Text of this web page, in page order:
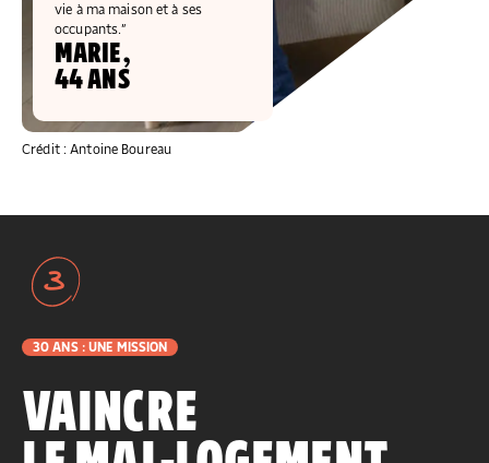
vie à ma maison et à ses
occupants.”
MARIE,
44 ANS
Crédit : Antoine Boureau
3
30 ANS : UNE MISSION
VAINCRE